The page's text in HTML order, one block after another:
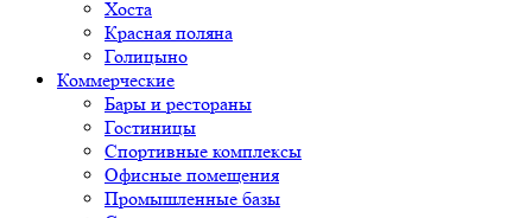
Хоста
Красная поляна
Голицыно
Коммерческие
Бары и рестораны
Гостиницы
Спортивные комплексы
Офисные помещения
Промышленные базы